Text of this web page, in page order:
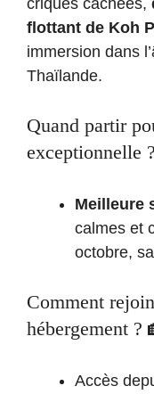
flottant de Koh
immersion dans
Thaïlande.
Quand partir
Meilleure
calmes et
octobre,
Comment
hébergement ?
Accès